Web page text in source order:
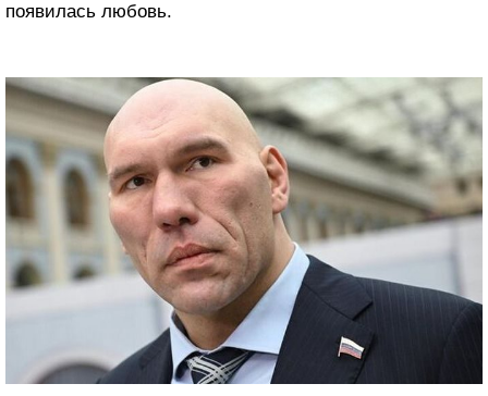
появилась любовь.